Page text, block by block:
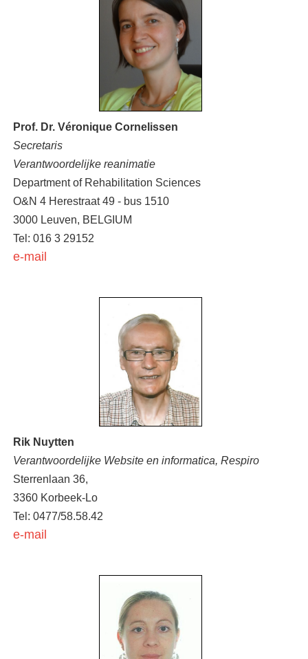
Prof. Dr. Véronique Cornelissen
Secretaris
Verantwoordelijke reanimatie
Department of Rehabilitation Sciences
O&N 4 Herestraat 49 - bus 1510
3000 Leuven, BELGIUM
Tel: 016 3 29152
e-mail
Rik Nuytten
Verantwoordelijke Website en informatica, Respiro
Sterrenlaan 36,
3360 Korbeek-Lo
Tel: 0477/58.58.42
e-mail